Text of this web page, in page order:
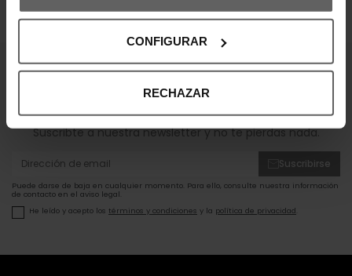
CONFIGURAR
RECHAZAR
OPINIONES DE CLIENTES
¡Entérate de todas las novedades y
Suscribte a nuestra newsletter y no te pierdas nada.
Suscribirse
Puede darse de baja en cualquier momento. Para ello, consulte nuestra información
de contacto en el aviso legal.
He leído y acepto los términos y condiciones y la política de privacidad